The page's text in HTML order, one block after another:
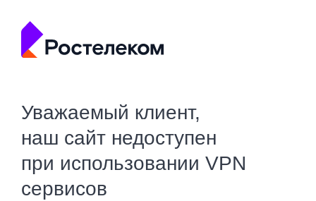
Уважаемый клиент,
наш сайт недоступен
при использовании VPN
сервисов